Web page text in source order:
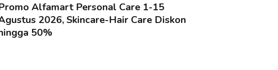
Alfamart Personal Care 1-15
2026, Skincare-Hair Care Diskon
50%